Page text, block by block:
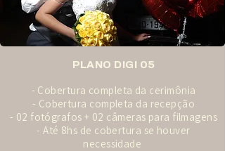
PLANO DIGI 05
- Cobertura completa da cerimônia
- Cobertura completa da recepção
- 02 fotógrafos + 02 câmeras para filmagens
- Até 8hs de cobertura se houver
necessidade